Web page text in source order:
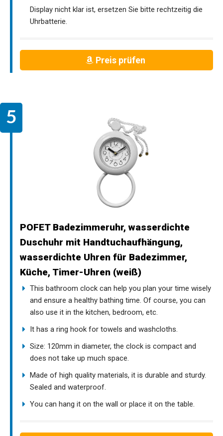
Display nicht klar ist, ersetzen Sie bitte rechtzeitig die
Uhrbatterie.
Preis prüfen
POFET Badezimmeruhr, wasserdichte
Duschuhr mit Handtuchaufhängung,
wasserdichte Uhren für Badezimmer,
Küche, Timer-Uhren (weiß)
This bathroom clock can help you plan your time wisely
and ensure a healthy bathing time. Of course, you can
also use it in the kitchen, bedroom, etc.
It has a ring hook for towels and washcloths.
Size: 120mm in diameter, the clock is compact and
does not take up much space.
Made of high quality materials, it is durable and sturdy.
Sealed and waterproof.
You can hang it on the wall or place it on the table.